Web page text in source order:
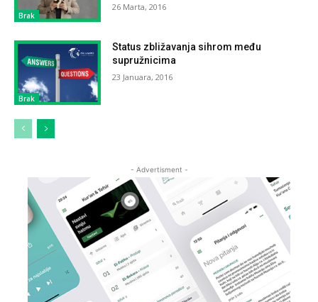
Brak
26 Marta, 2016
Brak
Status zbližavanja sihrom među
supružnicima
23 Januara, 2016
- Advertisment -